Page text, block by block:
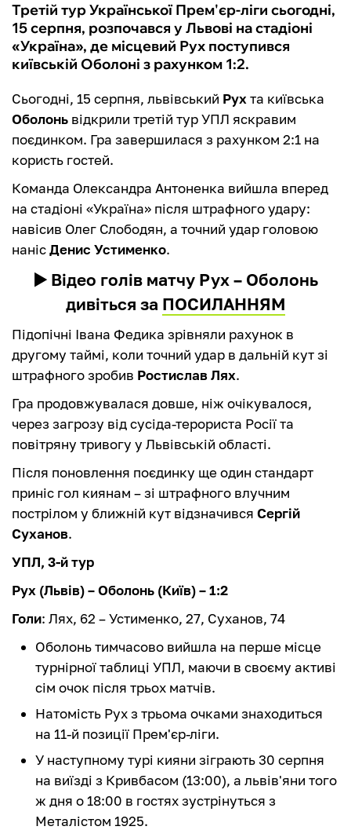
Третій тур Української Прем'єр-ліги сьогодні,
15 серпня, розпочався у Львові на стадіоні
«Україна», де місцевий Рух поступився
київській Оболоні з рахунком 1:2.
Сьогодні, 15 серпня, львівський Рухта київська
Оболонь відкрили третій тур УПЛ яскравим
поєдинком. Гра завершилася з рахунком 2:1 на
користь гостей.
Команда Олександра Антоненка вийшла вперед
на стадіоні «Україна» після штрафного удару:
навісив Олег Слободян, а точний удар головою
нанісДенис Устименко.
▶️ Відео голів матчу Рух – Оболонь
дивіться за ПОСИЛАННЯМ
Підопічні Івана Федика зрівняли рахунок в
другому таймі, коли точний удар в дальній кут зі
штрафного зробив Ростислав Лях.
Гра продовжувалася довше, ніж очікувалося,
через загрозу від сусіда-терориста Росії та
повітряну тривогу у Львівській області.
Після поновлення поєдинку ще один стандарт
приніс гол киянам – зі штрафного влучним
пострілом у ближній кут відзначився Сергій
Суханов.
УПЛ, 3-й тур
Рух (Львів) – Оболонь (Київ) – 1:2
Голи: Лях, 62 – Устименко, 27, Суханов, 74
Оболонь тимчасово вийшла на перше місце
турнірної таблиці УПЛ, маючи в своєму активі
сім очок після трьох матчів.
Натомість Рух з трьома очками знаходиться
на 11-й позиції Прем'єр-ліги.
У наступному турі кияни зіграють 30 серпня
на виїзді з Кривбасом (13:00), а львів'яни того
ж дня о 18:00 в гостях зустрінуться з
Металістом 1925.